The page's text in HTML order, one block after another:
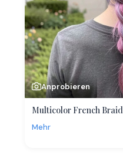
Anprobieren
Multicolor French Braid
Mehr